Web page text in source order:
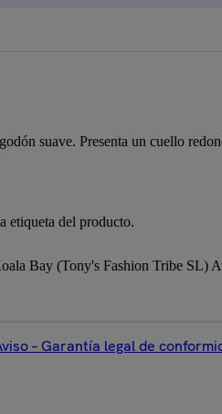
suave. Presenta un cuello
etiqueta del producto.
Bay (Tony's Fashion Tribe SL)
– Garantía legal de